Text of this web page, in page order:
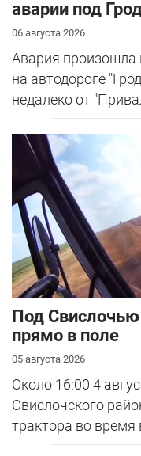
аварии под
06 августа 2026
Авария произошла
на автодороге
недалеко от
Под Свислочью
прямо в поле
05 августа 2026
Около 16:00 4
Свислочского
трактора во время